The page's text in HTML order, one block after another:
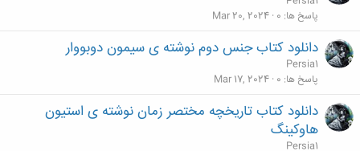
پاسخ ها 0
Mar 20, 2024
دانلود کتاب جنس دوم نوشته ی سیمون دوبووار
Persia1
پاسخ ها 0
Mar 17, 2024
دانلود کتاب تاریخچه مختصر زمان نوشته ی استیون
هاوکینگ
Persia1